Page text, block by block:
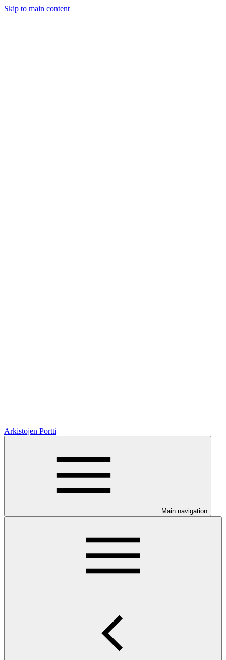
Skip to main content
Arkistojen Portti
Main navigation